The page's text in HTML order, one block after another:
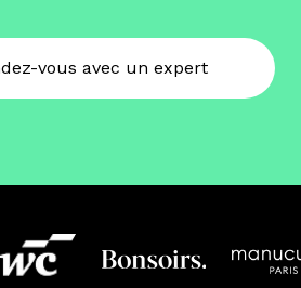
vous avec un expert